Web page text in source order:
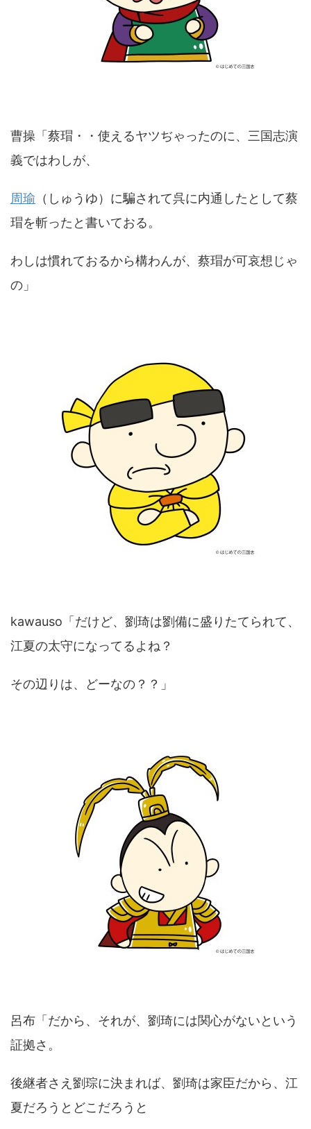
曹操「蔡瑁・・使えるヤツぢゃったのに、三国志演
義ではわしが、
周瑜 （しゅうゆ）に騙されて呉に内通したとして蔡
瑁を斬ったと書いておる。
わしは慣れておるから構わんが、蔡瑁が可哀想じゃ
の」
kawauso「だけど、劉琦は劉備に盛りたてられて、
江夏の太守になってるよね？
その辺りは、どーなの？？」
呂布「だから、それが、劉琦には関心がないという
証拠さ。
後継者さえ劉琮に決まれば、劉琦は家臣だから、江
夏だろうとどこだろうと